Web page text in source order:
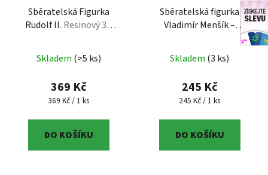
Sběratelská Figurka
Rudolf II. Resinový 3D
Skladem (>5 ks)
369 Kč
Měrná cena:
369 Kč / 1 ks
DO KOŠÍKU
Sběratelská figurka
Vladimír Menšík –
Detailní figurka české
Sběratelská
figurka Vladimír Menšík –
legendy
Skladem (3 ks)
245 Kč
Měrná cena:
245 Kč / 1 ks
DO KOŠÍKU